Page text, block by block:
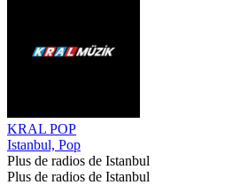
KRAL POP
Istanbul, Pop
Plus de radios de Istanbul
Plus de radios de Istanbul